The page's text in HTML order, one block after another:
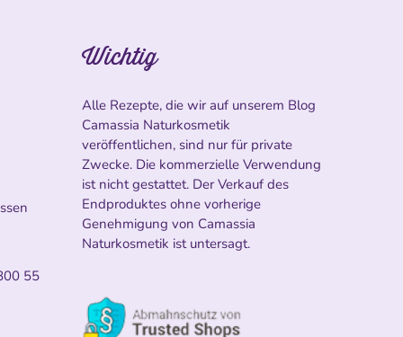
55
Wichtig
Alle Rezepte, die wir auf unserem Blog
Camassia Naturkosmetik
veröffentlichen, sind nur für private
Zwecke. Die kommerzielle Verwendung
ist nicht gestattet. Der Verkauf des
Endproduktes ohne vorherige
Genehmigung von Camassia
Naturkosmetik ist untersagt.